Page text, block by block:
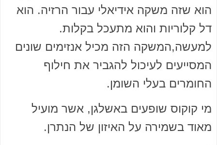
הוא שזה משקה אידיאלי עבור הרזיה. הוא
דל קלוריות והוא מתעכל בקלות.
למעשה,המשקה הזה מכיל אנזימים שונים
המסייעים לעיכול להגביר את חילוף
החומרים בעלי השומן.
מי קוקוס שופעים באשלגן, אשר מועיל
מאוד בשמירה על האיזון של הנתרן.